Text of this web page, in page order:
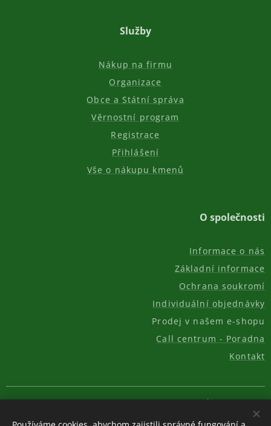
Služby
Nákup na firmu
Organizace
Obce a Státní správa
Věrnostní program
Registrace
Přihlášení
Vše o nákupu kmenů
O společnosti
Informace o nás
Základní informace
Ochrana soukromí
Individuální objednávky
Prodej v našem e-shopu
Call centrum - Poradna
Kontakt
© 2011-2026, AKC REAL GROUP s.r.o. Cookies